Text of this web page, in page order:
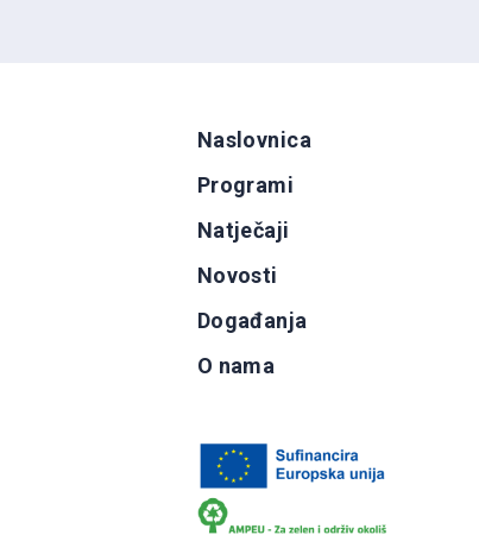
Naslovnica
Programi
Natječaji
Novosti
Događanja
O nama